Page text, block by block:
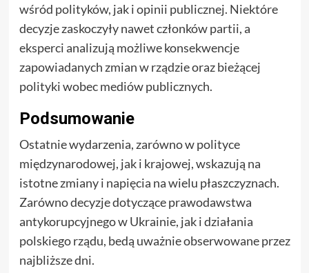
wśród polityków, jak i opinii publicznej. Niektóre
decyzje zaskoczyły nawet członków partii, a
eksperci analizują możliwe konsekwencje
zapowiadanych zmian w rządzie oraz bieżącej
polityki wobec mediów publicznych.
Podsumowanie
Ostatnie wydarzenia, zarówno w polityce
międzynarodowej, jak i krajowej, wskazują na
istotne zmiany i napięcia na wielu płaszczyznach.
Zarówno decyzje dotyczące prawodawstwa
antykorupcyjnego w Ukrainie, jak i działania
polskiego rządu, bedą uważnie obserwowane przez
najbliższe dni.